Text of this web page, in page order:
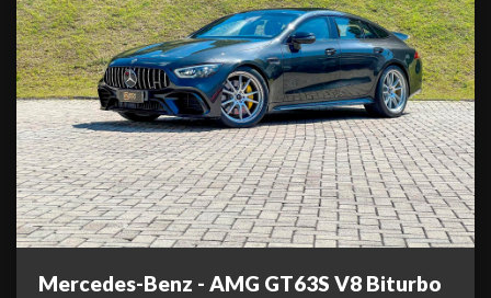
Mercedes-Benz - AMG GT63S V8 Biturbo